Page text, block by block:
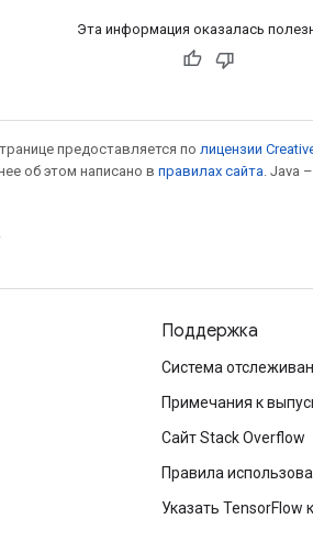
Эта информация оказалась
предоставляется по лицензии
об этом написано в правилах сайта . Java
Поддержка
Система
Примечания к
Сайт Stack Overflow
Правила
Указать TensorFlow